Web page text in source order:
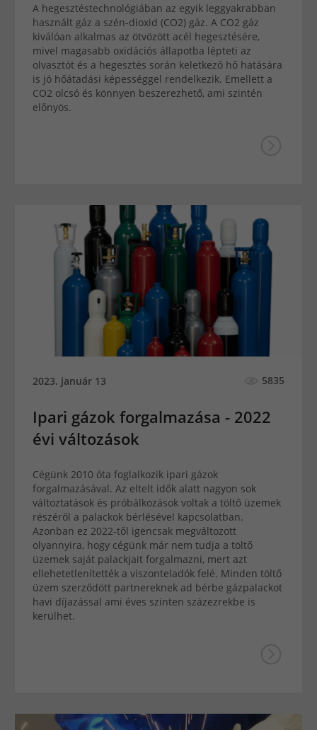
A hegesztéstechnológiában az egyik leggyakrabban
használt gáz a szén-dioxid (CO2) gáz. A CO2 gáz
kiválóan alkalmas az ötvözött acél hegesztésére,
mivel magasabb oxidációs állapotba lépteti az
olvasztót és a hegesztés során keletkező hő hatására
is jó hőátadási képességgel rendelkezik. Emellett a
CO2 olcsó és könnyen beszerezhető, ami szintén
előnyös.
2023. január 13 5835
Ipari gázok forgalmazása - 2022
évi változások
Cégünk 2010 óta foglalkozik ipari gázok
forgalmazásával. Az eltelt idők alatt nagyon sok
változtatások és próbálkozások voltak a töltő üzemek
részéről a palackok bérlésével kapcsolatban.
Azonban ez 2022-től igencsak megváltozott
olyannyira, hogy cégünk már nem tudja a töltő
üzemek saját palackjait forgalmazni, mert azt
ellehetetlenítették a viszonteladók felé. Minden töltő
üzem szerződött partnereknek ad bérbe gázpalackot
havi díjazással ami éves szinten százezrekbe is
kerülhet.